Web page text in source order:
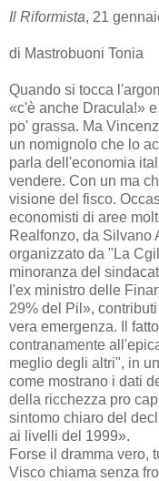
Il Riformista, 21
di Mastrobuoni Tonia
Quando si tocca
«c'è anche Dracula!»
po' grassa. Ma
un nomignolo che lo
parla dell'economia
vendere. Con un ma
visione del fisco.
economisti di aree
Realfonzo, da Silvano
organizzato da "La
minoranza del
l'ex ministro delle
29% del Pil»,
vera emergenza. Il
contranamente
meglio degli altri", in
come mostrano i dati
della ricchezza pro
sintomo chiaro del
ai livelli del 1999».
Forse il dramma vero,
Visco chiama senza